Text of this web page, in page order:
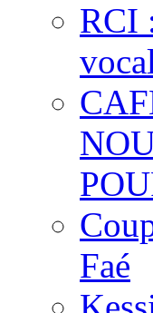
RCI
Faé